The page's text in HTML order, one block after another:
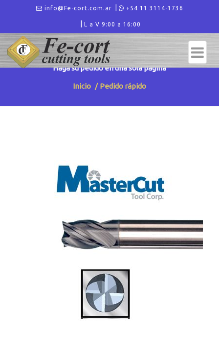
info@Fe-cort.com.ar +54 11 3114-1736
L a V 9:00 a 16:00
PEDIDO RÁPIDO
Haga su pedido en una sola página
Inicio Pedido rápido